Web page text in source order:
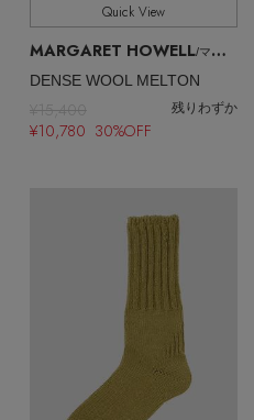
Quick View
MARGARET HOWELL/マーガレット・ハウエル
DENSE WOOL MELTON
¥15,400 残りわずか
¥10,780 30%OFF